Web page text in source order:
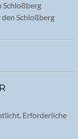
Schloßberg
Erforderliche